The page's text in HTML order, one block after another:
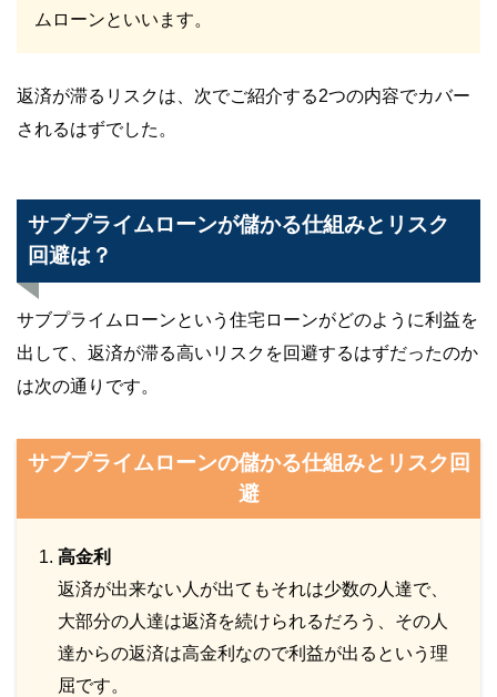
ムローンといいます。
返済が滞るリスクは、次でご紹介する2つの内容でカバー
されるはずでした。
サブプライムローンが儲かる仕組みとリスク
回避は？
サブプライムローンという住宅ローンがどのように利益を
出して、返済が滞る高いリスクを回避するはずだったのか
は次の通りです。
サブプライムローンの儲かる仕組みとリスク回
避
高金利
返済が出来ない人が出てもそれは少数の人達で、
大部分の人達は返済を続けられるだろう、その人
達からの返済は高金利なので利益が出るという理
屈です。